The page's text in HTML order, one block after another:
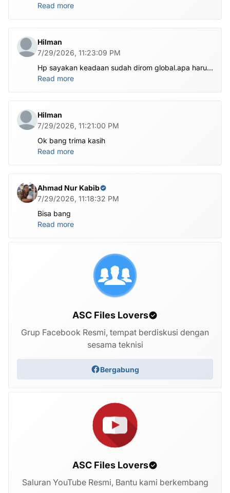
.habis ubl apa perlu flash Rom lagi om.tolong om
Read more
Hilman
7/29/2026, 11:23:09 PM
Hp sayakan keadaan sudah dirom global.apa harus
ditest poin dlu bang
Read more
Hilman
7/29/2026, 11:21:00 PM
Ok bang trima kasih
Read more
Ahmad Nur Kabib
7/29/2026, 11:18:32 PM
Bisa bang
Read more
ASC Files Lovers
Grup Facebook Resmi, tempat berdiskusi dengan
sesama teknisi
Bergabung
ASC Files Lovers
Saluran YouTube Resmi, Bantu kami berkembang